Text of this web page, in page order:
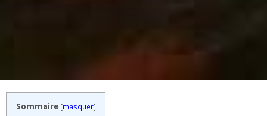
Sommaire [masquer]